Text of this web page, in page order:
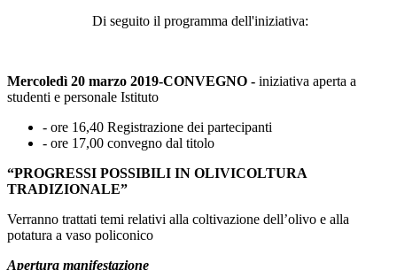
Di seguito il programma dell'iniziativa:
Mercoledì 20 marzo 2019-CONVEGNO - iniziativa aperta a
studenti e personale Istituto
- ore 16,40 Registrazione dei partecipanti
- ore 17,00 convegno dal titolo
“PROGRESSI POSSIBILI IN OLIVICOLTURA
TRADIZIONALE”
Verranno trattati temi relativi alla coltivazione dell’olivo e alla
potatura a vaso policonico
Apertura manifestazione